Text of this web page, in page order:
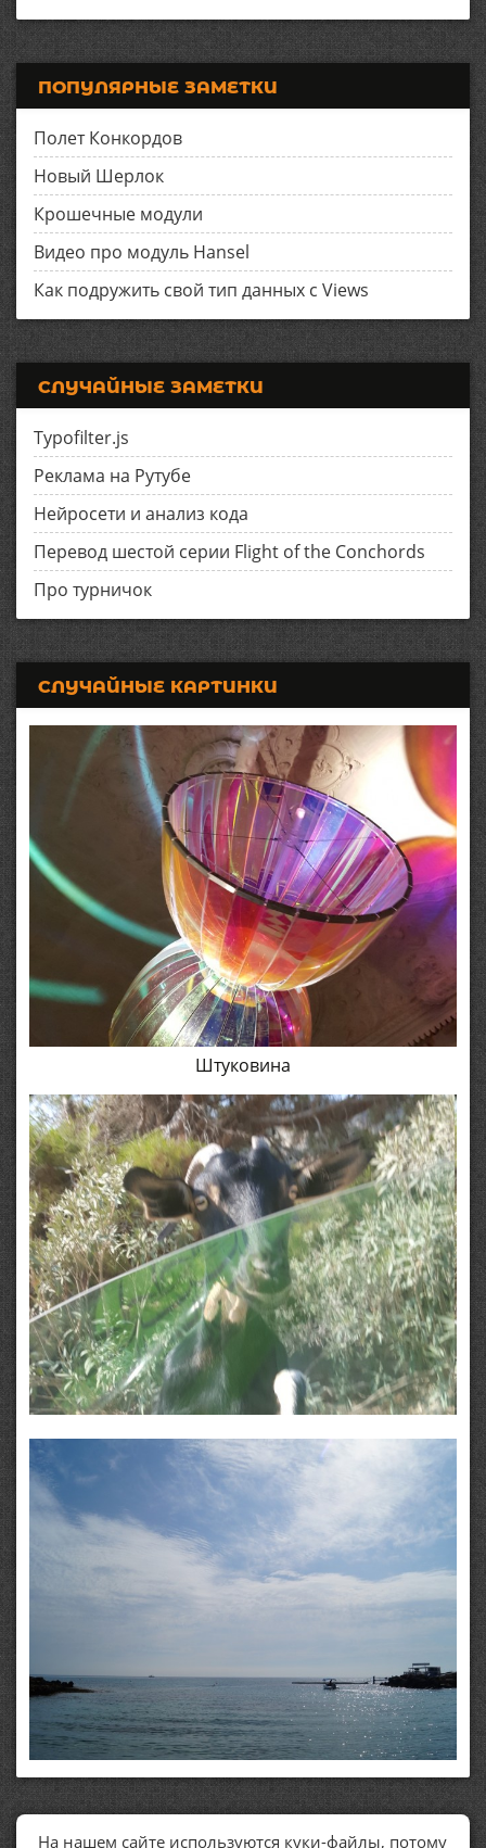
ПОПУЛЯРНЫЕ ЗАМЕТКИ
Полет Конкордов
Новый Шерлок
Крошечные модули
Видео про модуль Hansel
Как подружить свой тип данных с Views
СЛУЧАЙНЫЕ ЗАМЕТКИ
Typofilter.js
Реклама на Рутубе
Нейросети и анализ кода
Перевод шестой серии Flight of the Conchords
Про турничок
СЛУЧАЙНЫЕ КАРТИНКИ
Штуковина
На нашем сайте используются куки-файлы, потому